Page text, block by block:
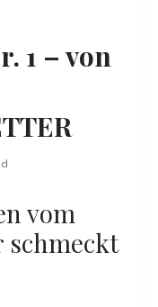
1 – von
vom